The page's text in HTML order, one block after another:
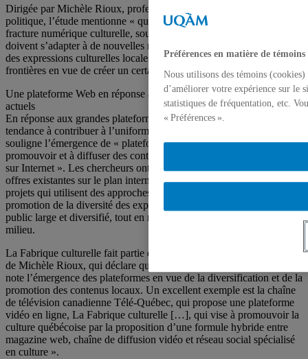
Dirigée par Michèle Rioux, professeure au Département de science
politique, l’étude mentionne « qu’il faut agir pour […] réduire la
fracture numérique culturelle, soutenir la création et les créateurs qui
doivent s’adapter à de nouvelles réalités, favoriser le rayonnement
des expressions culturelles locales et leur capacité à traverser les
frontières en vue de créer un certain équilibre communicationnel ».
Une plateforme Web en réponse aux bouleversements médiatiques
actuels
En réponse aux grandes plateformes de services numériques qui ont
tendance à contribuer à l’uniformisation culturelle, le rapport
souligne l’émergence de « plateformes alternatives visant à
promouvoir et à diffuser des contenus culturels locaux ou nationaux
sur Internet ». Les chercheurs ont trié sur le volet les différentes
offres existantes sur le plan international afin de faire ressortir des
projets qui utilisent des approches novatrices et contribuent à la
promotion de la diversité des expressions culturelles auprès d’un
public large et diversifié, tout en mobilisant plusieurs partenaires du
milieu.
La Fabrique culturelle fait partie des projets sélectionnés par l’équipe
de Michèle Rioux, qui déclare que : « dans le secteur télévisuel, on
note l’émergence des plateformes en vue de la diversification et de la
promotion des contenus locaux. Un excellent exemple est la chaîne
de télévision canadienne Télé-Québec, qui propose une plateforme
vidéo en ligne, La Fabrique culturelle […], qui vise à promouvoir la
culture québécoise par la proposition d’une formule hybride entre
magazine web, chaîne de diffusion vidéo et réseau social spécialisé
en culture ».
Préférences en matière de témoins
Nous utilisons des témoins
d’améliorer votre expérience sur le
statistiques de fréquentation, etc.
« Préférences ».